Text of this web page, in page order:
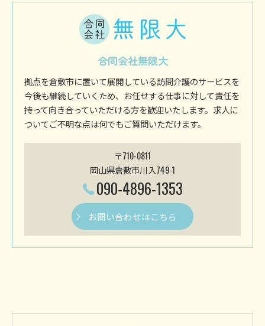
合同会社無限大
拠点を倉敷市に置いて展開している訪問介護のサービスを
今後も継続していくため、お任せする仕事に対して責任を
持って向き合っていただける方を歓迎いたします。求人に
ついてご不明な点は何でもご質問いただけます。
〒710-0811
岡山県倉敷市川入749-1
090-4896-1353
お問い合わせはこちら